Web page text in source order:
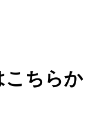
こちらか